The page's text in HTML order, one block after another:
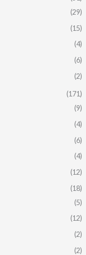
(29)
(15)
(4)
(6)
(2)
(171)
(9)
(4)
(6)
(4)
(12)
(18)
(5)
(12)
(2)
(2)